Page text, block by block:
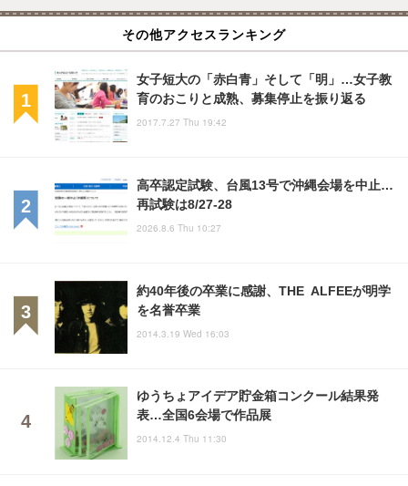
その他アクセスランキング
女子短大の「赤白青」そして「明」…女子教
育のおこりと成熟、募集停止を振り返る
2017.7.27 Thu 19:42
高卒認定試験、台風13号で沖縄会場を中止…
再試験は8/27-28
2026.8.6 Thu 10:27
約40年後の卒業に感謝、THE ALFEEが明学
を名誉卒業
2014.3.19 Wed 16:03
ゆうちょアイデア貯金箱コンクール結果発
表…全国6会場で作品展
2014.12.4 Thu 11:30